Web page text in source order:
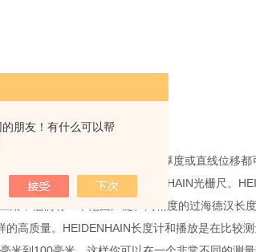
朋友！有什么可以帮
无论是长度、间距、高度、厚度或直线位移都
HEIDENHAIN编码器，HEIDENHAIN光栅尺。
用，他们有一个范围广泛。高精度的过海德汉长
高质量。HEIDENHAIN长度计和播放是在比较测